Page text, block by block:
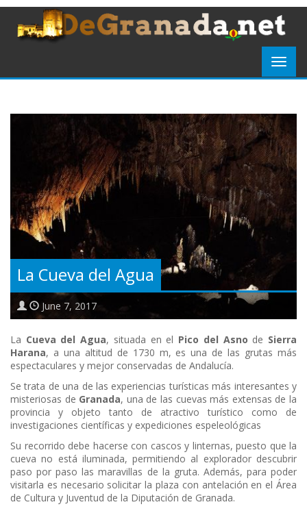
La Cueva del Agua
June 7, 2017
La Cueva del Agua, situada en el Pico del Asno de Sierra
Harana, a una altitud de 1730 m, es una de las grutas más
espectaculares y mejor conservadas de Andalucía.
Se trata de una de las experiencias turísticas más interesantes y
misteriosas de Granada, una de las cuevas más extensas de la
provincia y objeto tanto de atractivo turístico como de
investigaciones científicas y expediciones espeleológicas
Su recorrido debe hacerse con cascos y linternas, puesto que la
cueva no está iluminada, permitiendo al explorador descubrir
paso por paso las maravillas de la gruta. Además, para poder
visitarla es necesario solicitar la plaza con antelación en el Área
de Cultura y Juventud de la Diputación de Granada.